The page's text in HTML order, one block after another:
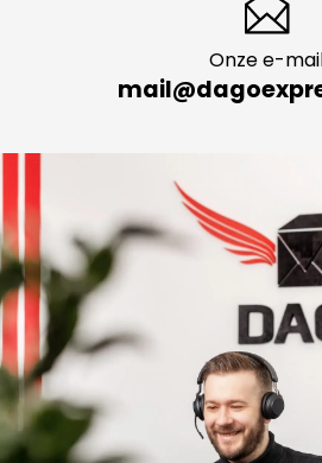
Onze e-